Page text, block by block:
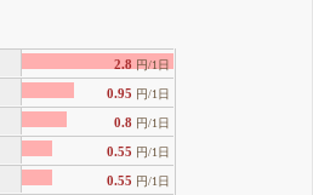
2.8 円/1日
0.95 円/1日
0.8 円/1日
0.55 円/1日
0.55 円/1日